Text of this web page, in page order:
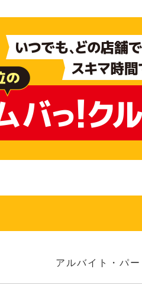
アルバイト・パー